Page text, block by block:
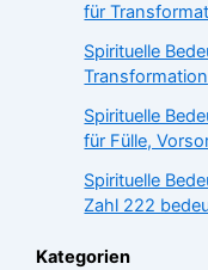
für
Spirituelle
Spirituelle
für Fülle,
Spirituelle
Zahl 222
Kategorien